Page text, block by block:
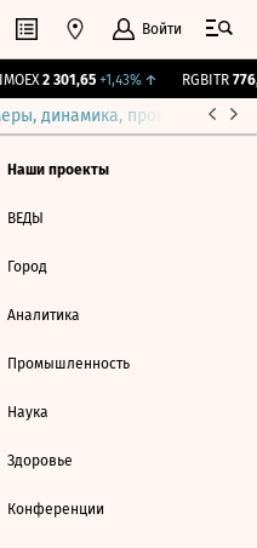
Войти
IMOEX 2 301,65 +1,43%↑ RGBITR
динамика, прогнозы
Наши проекты
ВЕДЫ
Город
Аналитика
Промышленность
Наука
Здоровье
Конференции